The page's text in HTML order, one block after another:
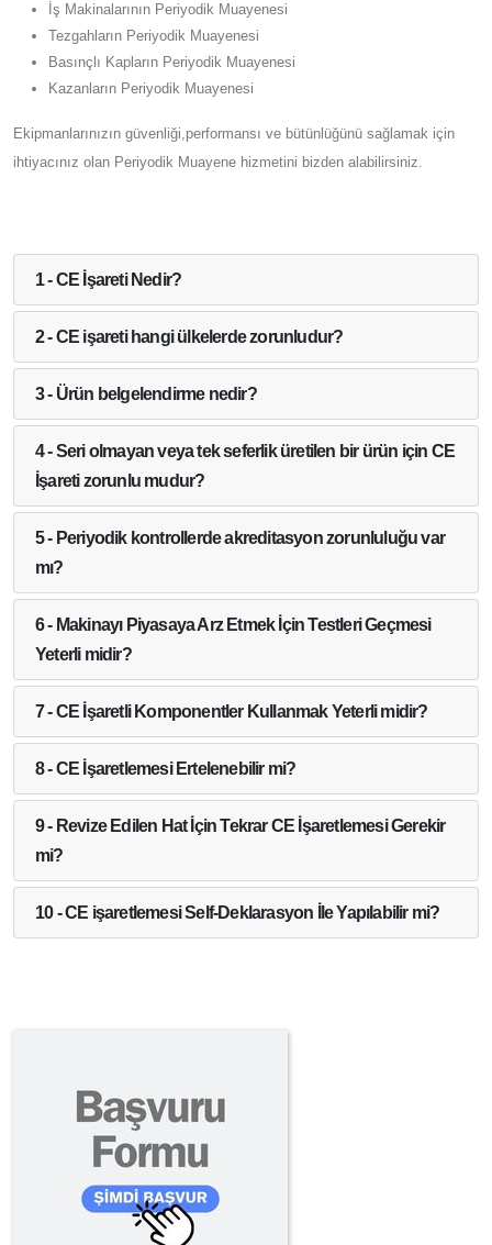
İş Makinalarının Periyodik Muayenesi
Tezgahların Periyodik Muayenesi
Basınçlı Kapların Periyodik Muayenesi
Kazanların Periyodik Muayenesi
Ekipmanlarınızın güvenliği,performansı ve bütünlüğünü sağlamak için
ihtiyacınız olan Periyodik Muayene hizmetini bizden alabilirsiniz.
1 - CE İşareti Nedir?
2 - CE işareti hangi ülkelerde zorunludur?
3 - Ürün belgelendirme nedir?
4 - Seri olmayan veya tek seferlik üretilen bir ürün için CE
İşareti zorunlu mudur?
5 - Periyodik kontrollerde akreditasyon zorunluluğu var
mı?
6 - Makinayı Piyasaya Arz Etmek İçin Testleri Geçmesi
Yeterli midir?
7 - CE İşaretli Komponentler Kullanmak Yeterli midir?
8 - CE İşaretlemesi Ertelenebilir mi?
9 - Revize Edilen Hat İçin Tekrar CE İşaretlemesi Gerekir
mi?
10 - CE işaretlemesi Self-Deklarasyon İle Yapılabilir mi?